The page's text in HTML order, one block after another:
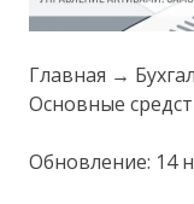
Главная →
Основные
Обновление: 14